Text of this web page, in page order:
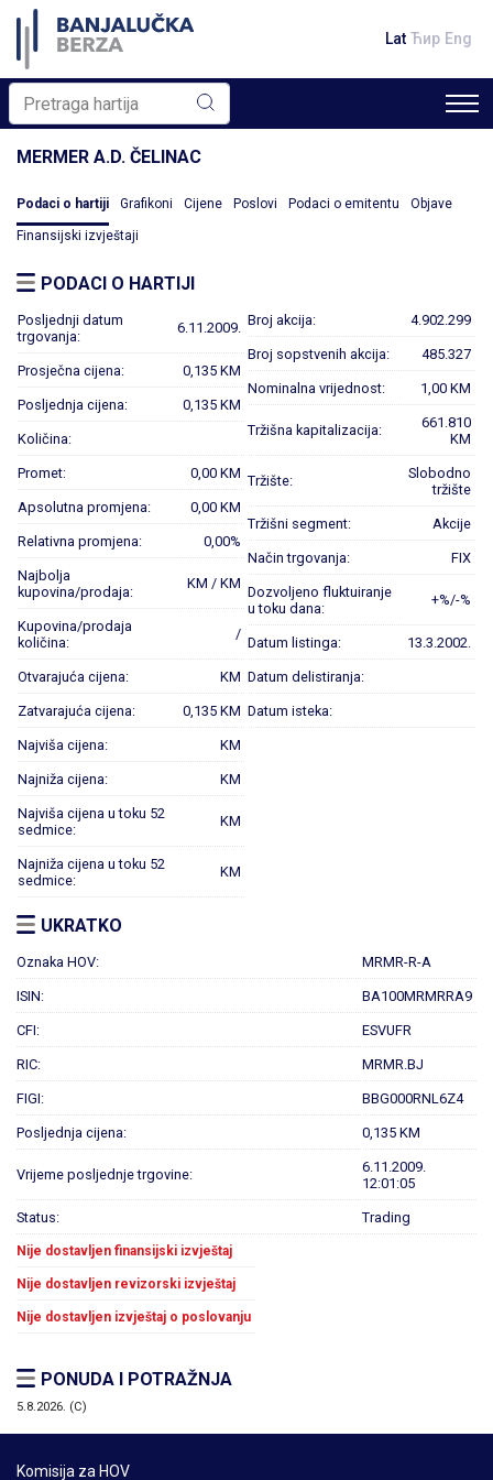
Lat Ћир Eng
MERMER A.D. ČELINAC
Podaci o hartiji Grafikoni Cijene Poslovi Podaci o emitentu Objave
Finansijski izvještaji
PODACI O HARTIJI
Posljednji datum
trgovanja:
6.11.2009.
Prosječna cijena: 0,135 KM
Posljednja cijena: 0,135 KM
Količina:
Promet: 0,00 KM
Apsolutna promjena: 0,00 KM
Relativna promjena: 0,00%
Najbolja
kupovina/prodaja:
KM / KM
Kupovina/prodaja
količina:
/
Otvarajuća cijena: KM
Zatvarajuća cijena: 0,135 KM
Najviša cijena: KM
Najniža cijena: KM
Najviša cijena u toku 52
sedmice:
KM
Najniža cijena u toku 52
sedmice:
KM
Broj akcija: 4.902.299
Broj sopstvenih akcija: 485.327
Nominalna vrijednost: 1,00 KM
Tržišna kapitalizacija:
661.810
KM
Tržište:
Slobodno
tržište
Tržišni segment: Akcije
Način trgovanja: FIX
Dozvoljeno fluktuiranje
u toku dana:
+%/-%
Datum listinga: 13.3.2002.
Datum delistiranja:
Datum isteka:
UKRATKO
Oznaka HOV: MRMR-R-A
ISIN: BA100MRMRRA9
CFI: ESVUFR
RIC: MRMR.BJ
FIGI: BBG000RNL6Z4
Posljednja cijena: 0,135 KM
Vrijeme posljednje trgovine:
6.11.2009.
12:01:05
Status: Trading
Nije dostavljen finansijski izvještaj
Nije dostavljen revizorski izvještaj
Nije dostavljen izvještaj o poslovanju
PONUDA I POTRAŽNJA
5.8.2026. (C)
Komisija za HOV